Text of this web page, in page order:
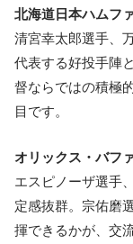
北海道日本ハムフ
清宮幸太郎選手、
代表する好投手陣
督ならではの積極
目です。
オリックス・バフ
エスピノーザ選手
定感抜群。宗佑磨
揮できるかが、交